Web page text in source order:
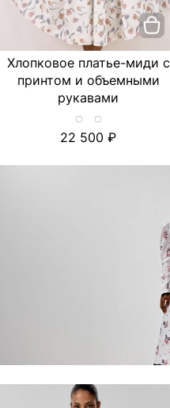
Хлопковое платье-миди с
принтом и объемными
рукавами
Хлопковое
платье-
с
Хлопковое
платье-
с
22 500